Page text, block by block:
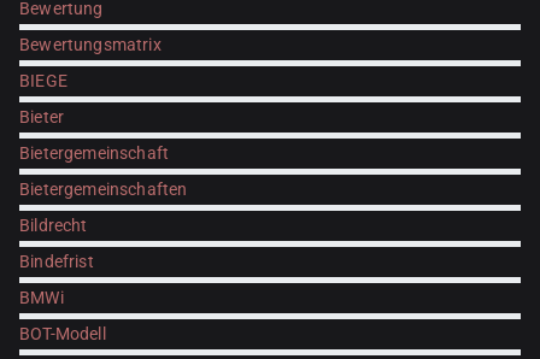
Bewertung
Bewertungsmatrix
BIEGE
Bieter
Bietergemeinschaft
Bietergemeinschaften
Bildrecht
Bindefrist
BMWi
BOT-Modell